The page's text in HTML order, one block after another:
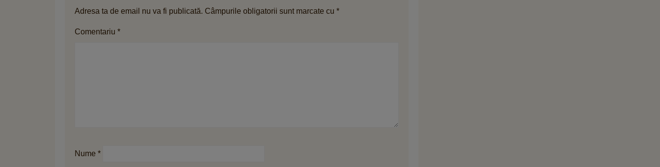
Adresa ta de email nu va fi publicată. Câmpurile obligatorii sunt marcate cu *
Comentariu *
Nume *